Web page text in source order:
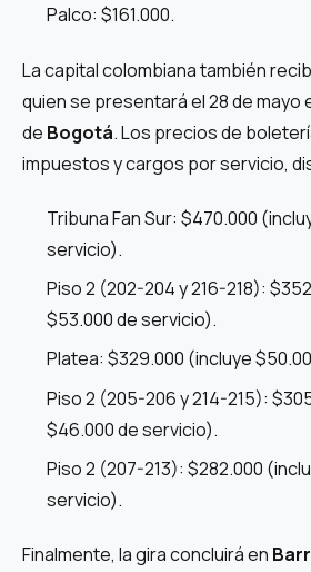
Palco: $161.000.
La capital colombiana también
quien se presentará el 28 de mayo
de Bogotá. Los precios de
impuestos y cargos por servicio,
Tribuna Fan Sur: $470.000
servicio).
Piso 2 (202-204 y 216-218):
$53.000 de servicio).
Platea: $329.000 (incluye
Piso 2 (205-206 y 214-215):
$46.000 de servicio).
Piso 2 (207-213): $282.000
servicio).
Finalmente, la gira concluirá en